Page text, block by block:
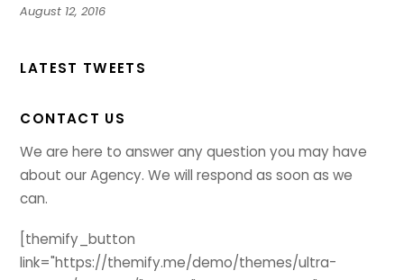
August 12, 2016
LATEST TWEETS
CONTACT US
We are here to answer any question you may have
about our Agency. We will respond as soon as we
can.
[themify_button
link="https://themify.me/demo/themes/ultra-